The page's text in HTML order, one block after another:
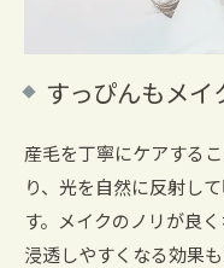
すっぴんもメイ
産毛を丁寧にケアする
り、光を自然に反射し
す。メイクのノリが良
浸透しやすくなる効果